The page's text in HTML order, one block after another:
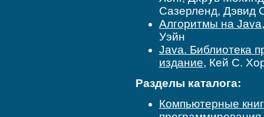
Сазерленд, Дэвид
Алгоритмы на
Уэйн
Java. Библиотека
издание, Кей С.
Разделы каталога:
Компьютерные